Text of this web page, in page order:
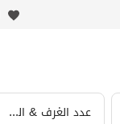
عدد الغرف & الحمامات